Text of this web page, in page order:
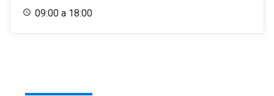
09:00 a 18:00